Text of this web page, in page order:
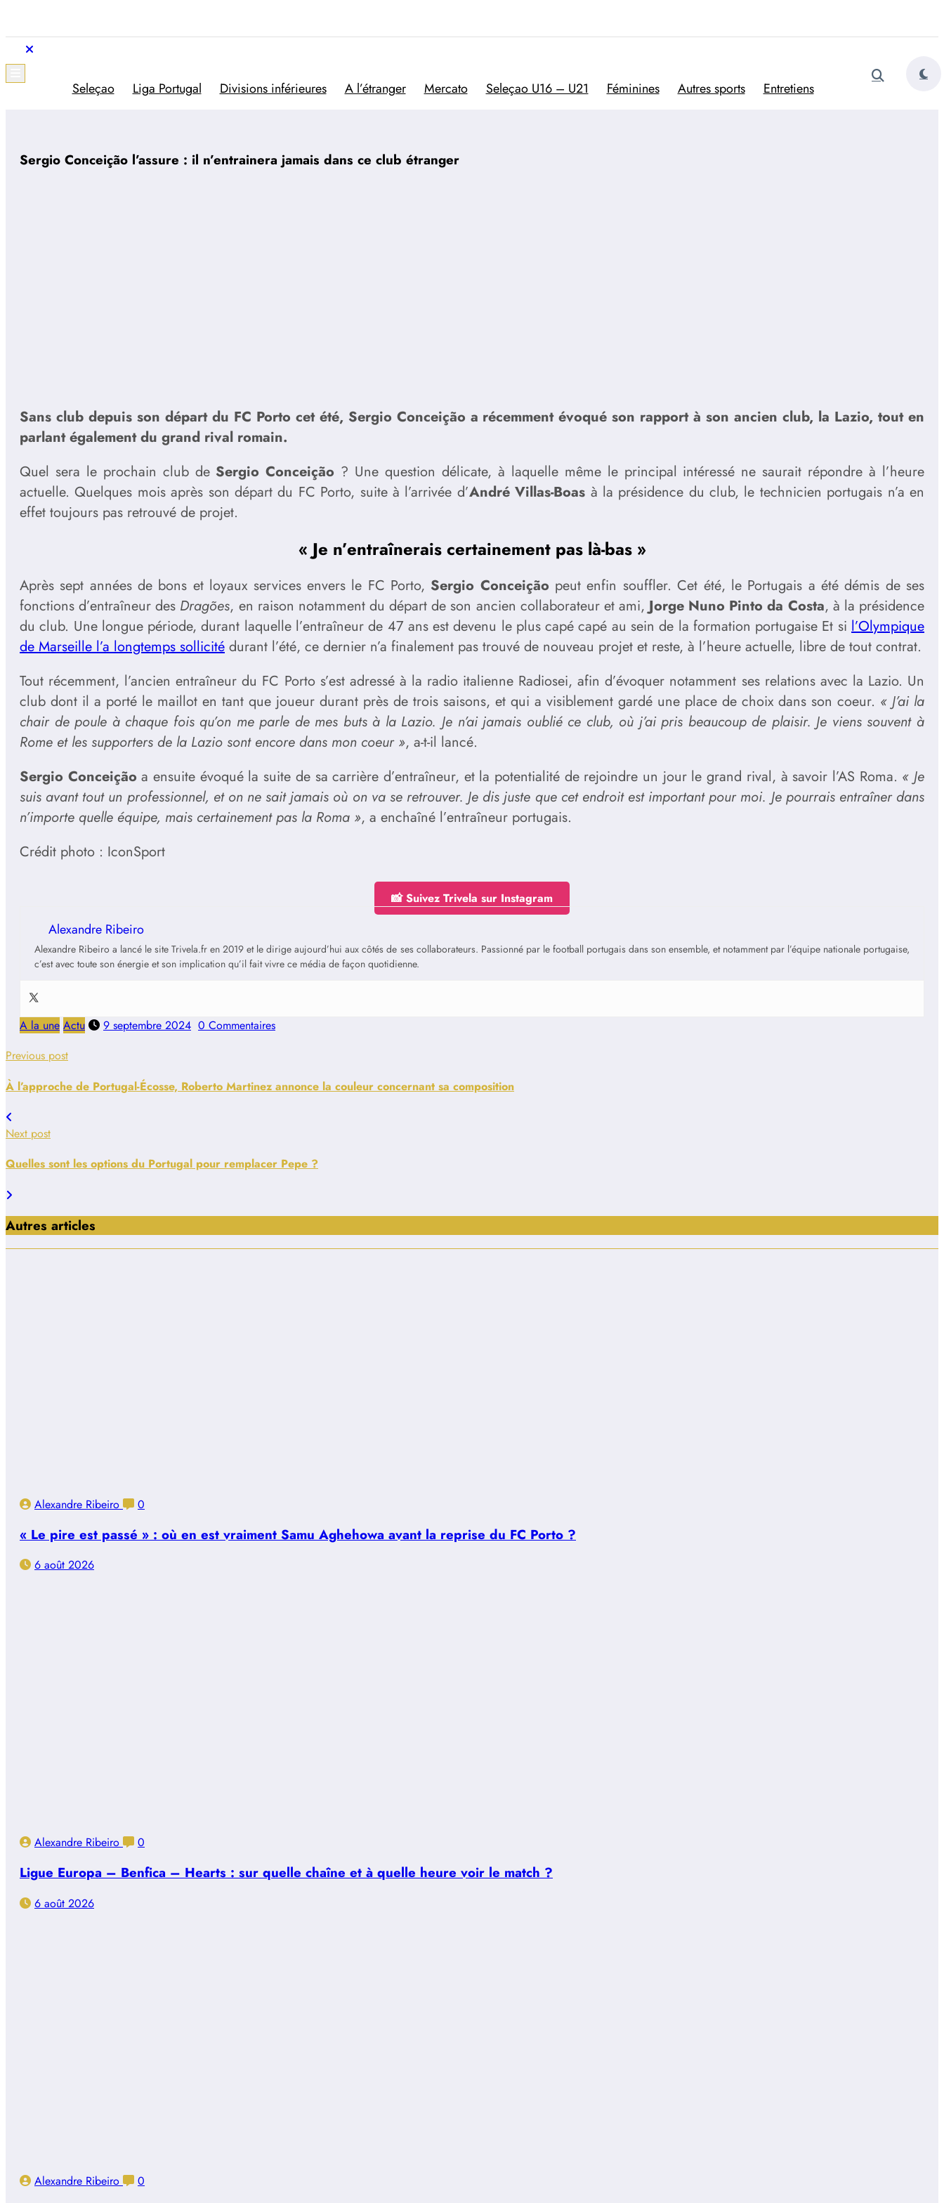
contenu
Trivela
L'actualité du football portugais
Seleçao Liga Portugal Divisions inférieures A l’étranger Mercato Seleçao U16 – U21 Féminines Autres sports Entretiens
Sergio Conceição l’assure : il n’entrainera jamais dans ce club étranger
Sans club depuis son départ du FC Porto cet été, Sergio Conceição a récemment évoqué son rapport à son ancien club, la Lazio, tout en
parlant également du grand rival romain.
Quel sera le prochain club de Sergio Conceição ? Une question délicate, à laquelle même le principal intéressé ne saurait répondre à l’heure
actuelle. Quelques mois après son départ du FC Porto, suite à l’arrivée d’André Villas-Boas à la présidence du club, le technicien portugais n’a en
effet toujours pas retrouvé de projet.
« Je n’entraînerais certainement pas là-bas »
Après sept années de bons et loyaux services envers le FC Porto, Sergio Conceição peut enfin souffler. Cet été, le Portugais a été démis de ses
fonctions d’entraîneur des Dragões, en raison notamment du départ de son ancien collaborateur et ami,Jorge Nuno Pinto da Costa, à la présidence
du club. Une longue période, durant laquelle l’entraîneur de 47 ans est devenu le plus capé capé au sein de la formation portugaise Et si l’Olympique
de Marseille l’a longtemps sollicité durant l’été, ce dernier n’a finalement pas trouvé de nouveau projet et reste, à l’heure actuelle, libre de tout contrat.
Tout récemment, l’ancien entraîneur du FC Porto s’est adressé à la radio italienne Radiosei, afin d’évoquer notamment ses relations avec la Lazio. Un
club dont il a porté le maillot en tant que joueur durant près de trois saisons, et qui a visiblement gardé une place de choix dans son coeur. « J’ai la
chair de poule à chaque fois qu’on me parle de mes buts à la Lazio. Je n’ai jamais oublié ce club, où j’ai pris beaucoup de plaisir. Je viens souvent à
Rome et les supporters de la Lazio sont encore dans mon coeur », a-t-il lancé.
Sergio Conceição a ensuite évoqué la suite de sa carrière d’entraîneur, et la potentialité de rejoindre un jour le grand rival, à savoir l’AS Roma. « Je
suis avant tout un professionnel, et on ne sait jamais où on va se retrouver. Je dis juste que cet endroit est important pour moi. Je pourrais entraîner dans
n’importe quelle équipe, mais certainement pas la Roma », a enchaîné l’entraîneur portugais.
Crédit photo : IconSport
📸 Suivez Trivela sur Instagram
Alexandre Ribeiro
Alexandre Ribeiro a lancé le site Trivela.fr en 2019 et le dirige aujourd’hui aux côtés de ses collaborateurs. Passionné par le football portugais dans son ensemble, et notamment par l’équipe nationale portugaise,
c’est avec toute son énergie et son implication qu’il fait vivre ce média de façon quotidienne.
A la une Actu 9 septembre 2024 0 Commentaires
Previous post
À l’approche de Portugal-Écosse, Roberto Martinez annonce la couleur concernant sa composition
Next post
Quelles sont les options du Portugal pour remplacer Pepe ?
Autres articles
Alexandre Ribeiro 0
« Le pire est passé » : où en est vraiment Samu Aghehowa avant la reprise du FC Porto ?
6 août 2026
Alexandre Ribeiro 0
Ligue Europa – Benfica – Hearts : sur quelle chaîne et à quelle heure voir le match ?
6 août 2026
Alexandre Ribeiro 0